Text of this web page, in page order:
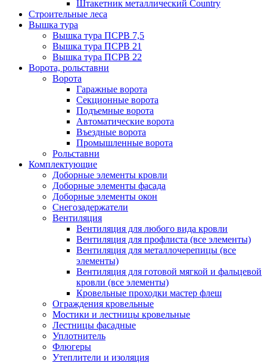
Штакетник металлический Country
Строительные леса
Вышка тура
Вышка тура ПСРВ 7,5
Вышка тура ПСРВ 21
Вышка тура ПСРВ 22
Ворота, рольставни
Ворота
Гаражные ворота
Секционные ворота
Подъемные ворота
Автоматические ворота
Въездные ворота
Промышленные ворота
Рольставни
Комплектующие
Доборные элементы кровли
Доборные элементы фасада
Доборные элементы окон
Снегозадержатели
Вентиляция
Вентиляция для любого вида кровли
Вентиляция для профлиста (все элементы)
Вентиляция для металлочерепицы (все
элементы)
Вентиляция для готовой мягкой и фальцевой
кровли (все элементы)
Кровельные проходки мастер флеш
Ограждения кровельные
Мостики и лестницы кровельные
Лестницы фасадные
Уплотнитель
Флюгеры
Утеплители и изоляция